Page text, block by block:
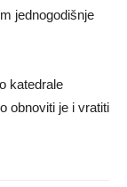
jednogodišnje
katedrale
obnoviti je i vratiti